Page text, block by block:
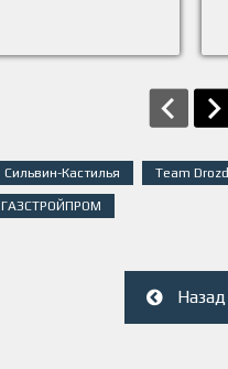
Сильвин-Кастилья Team Drozd
ГАЗСТРОЙПРОМ
Назад